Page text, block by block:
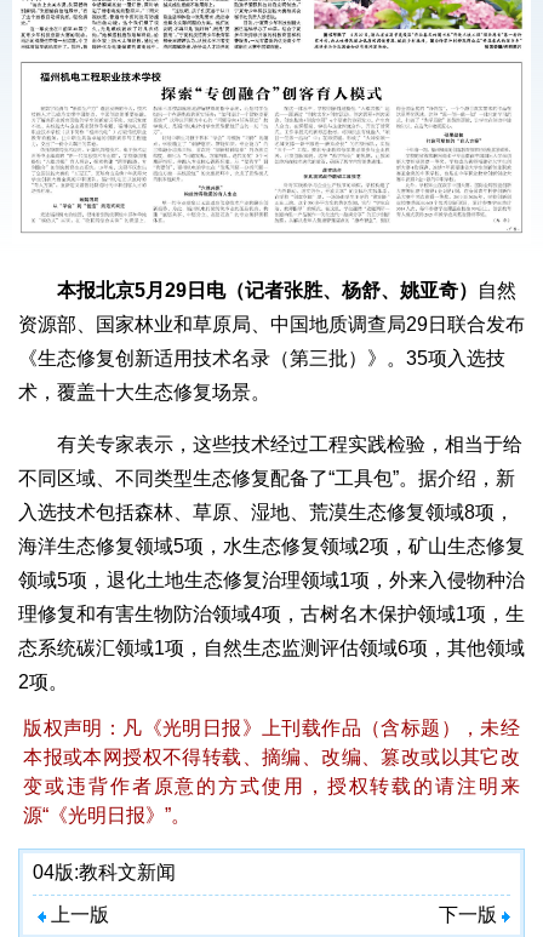
本报北京5月29日电（记者张胜、杨舒、姚亚奇）
自然
资源部、国家林业和草原局、中国地质调查局29日联合发布
《生态修复创新适用技术名录（第三批）》。35项入选技
术，覆盖十大生态修复场景。
有关专家表示，这些技术经过工程实践检验，相当于给
不同区域、不同类型生态修复配备了“工具包”。据介绍，新
入选技术包括森林、草原、湿地、荒漠生态修复领域8项，
海洋生态修复领域5项，水生态修复领域2项，矿山生态修复
领域5项，退化土地生态修复治理领域1项，外来入侵物种治
理修复和有害生物防治领域4项，古树名木保护领域1项，生
态系统碳汇领域1项，自然生态监测评估领域6项，其他领域
2项。
版权声明：凡《光明日报》上刊载作品（含标题），未经
本报或本网授权不得转载、摘编、改编、篡改或以其它改
变或违背作者原意的方式使用，授权转载的请注明来
源“《光明日报》”。
04版:教科文新闻
上一版 下一版